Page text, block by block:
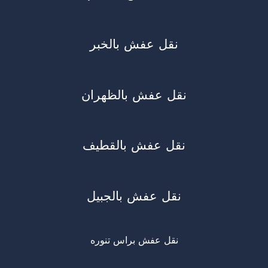
نقل عفش بالخبر
نقل عفش بالظهران
نقل عفش بالقطيف
نقل عفش بالجبيل
نقل عفش براس تنوره